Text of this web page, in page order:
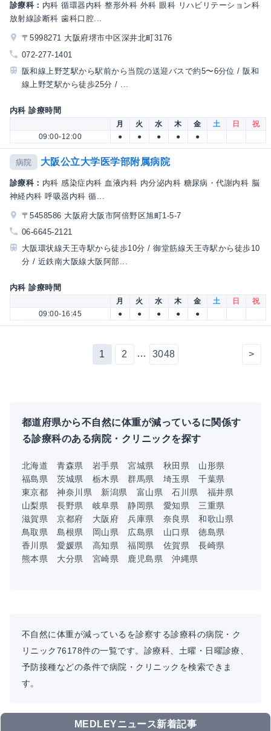
診療科： 内科 循環器内科 整形外科 外科 眼科 リハビリテーション科
放射線診断科 歯科口腔...
〒5998271 大阪府堺市中区深井北町3176
072-277-1401
阪和線上野芝駅から駅前から当院の送迎バスで約5〜6分位 / 阪和
線上野芝駅から徒歩25分 / ...
内科 診療時間
月 火 水 木 金 土 日
祝
09:00-12:00
● ● ● ● ●
病院 大阪公立大学医学部附属病院
診療科： 内科 感染症内科 血液内科 内分泌内科 糖尿病・代謝内科 脳
神経内科 呼吸器内科 循...
〒5458586 大阪府大阪市阿倍野区旭町1-5-7
06-6645-2121
大阪環状線天王寺駅から徒歩10分 / 御堂筋線天王寺駅から徒歩10
分 / 近鉄南大阪線大阪阿部...
内科 診療時間
月 火 水 木 金 土 日
祝
09:00-16:45
● ● ● ● ●
1 2 … 3048 >
都道府県から不自然に体重が減っているに関係す
る診療科のある病院・クリニックを探す
北海道 青森県 岩手県 宮城県 秋田県
山形県
福島県
茨城県 栃木県 群馬県 埼玉県
千葉県
東京都
神奈川県 新潟県 富山県 石川県
福井県
山梨県
長野県 岐阜県 静岡県 愛知県
三重県
滋賀県
京都府 大阪府 兵庫県 奈良県
和歌山県
鳥取県
島根県 岡山県 広島県 山口県
徳島県
香川県
愛媛県 高知県 福岡県 佐賀県
長崎県
熊本県
大分県 宮崎県 鹿児島県 沖縄県
不自然に体重が減っているを診察する診療科の病院・ク
リニック76178件の一覧です。診療科、土曜・日曜診療、
予防接種などの条件で病院・クリニックを検索できま
す。
MEDLEYニュース新着記事